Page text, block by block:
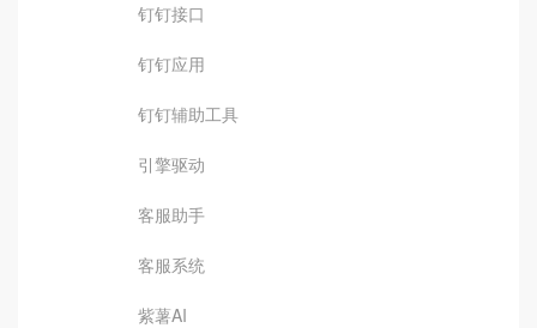
钉钉接口
钉钉应用
钉钉辅助工具
引擎驱动
客服助手
客服系统
紫薯AI